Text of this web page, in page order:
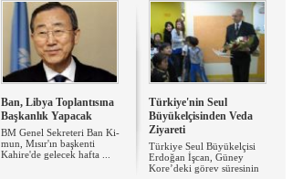
Ban, Libya Toplantısına
Başkanlık Yapacak
BM Genel Sekreteri Ban Ki-
mun, Mısır'ın başkenti
Kahire'de gelecek hafta ...
Türkiye'nin Seul
Büyükelçisinden Veda
Ziyareti
Türkiye Seul Büyükelçisi
Erdoğan İşcan, Güney
Kore’deki görev süresinin